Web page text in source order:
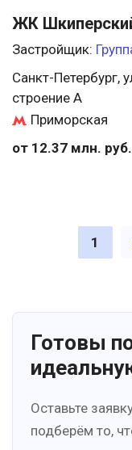
ЖК
Застройщик:
Санкт-Петербург,
строение А
Приморская
от 12.37 млн. руб.
1
Готовы
Оставьте
подберём то,